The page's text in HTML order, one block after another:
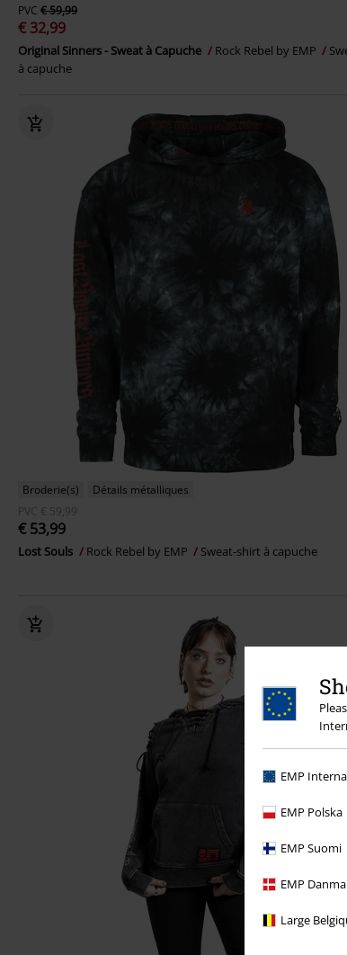
EMP
EMP Polska
EMP Suomi
EMP
Large
PVC € 59,99
€ 32,99
Original Sinners - Sweat à Capuche Rock Rebel by EMP
à capuche
Broderie(s)
Détails métalliques
PVC € 59,99
€ 53,99
Lost Souls Rock Rebel by EMP Sweat-shirt à capuche